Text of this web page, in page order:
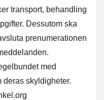
transport, behandling
Dessutom ska
prenumerationen
med
deras skyldigheter.